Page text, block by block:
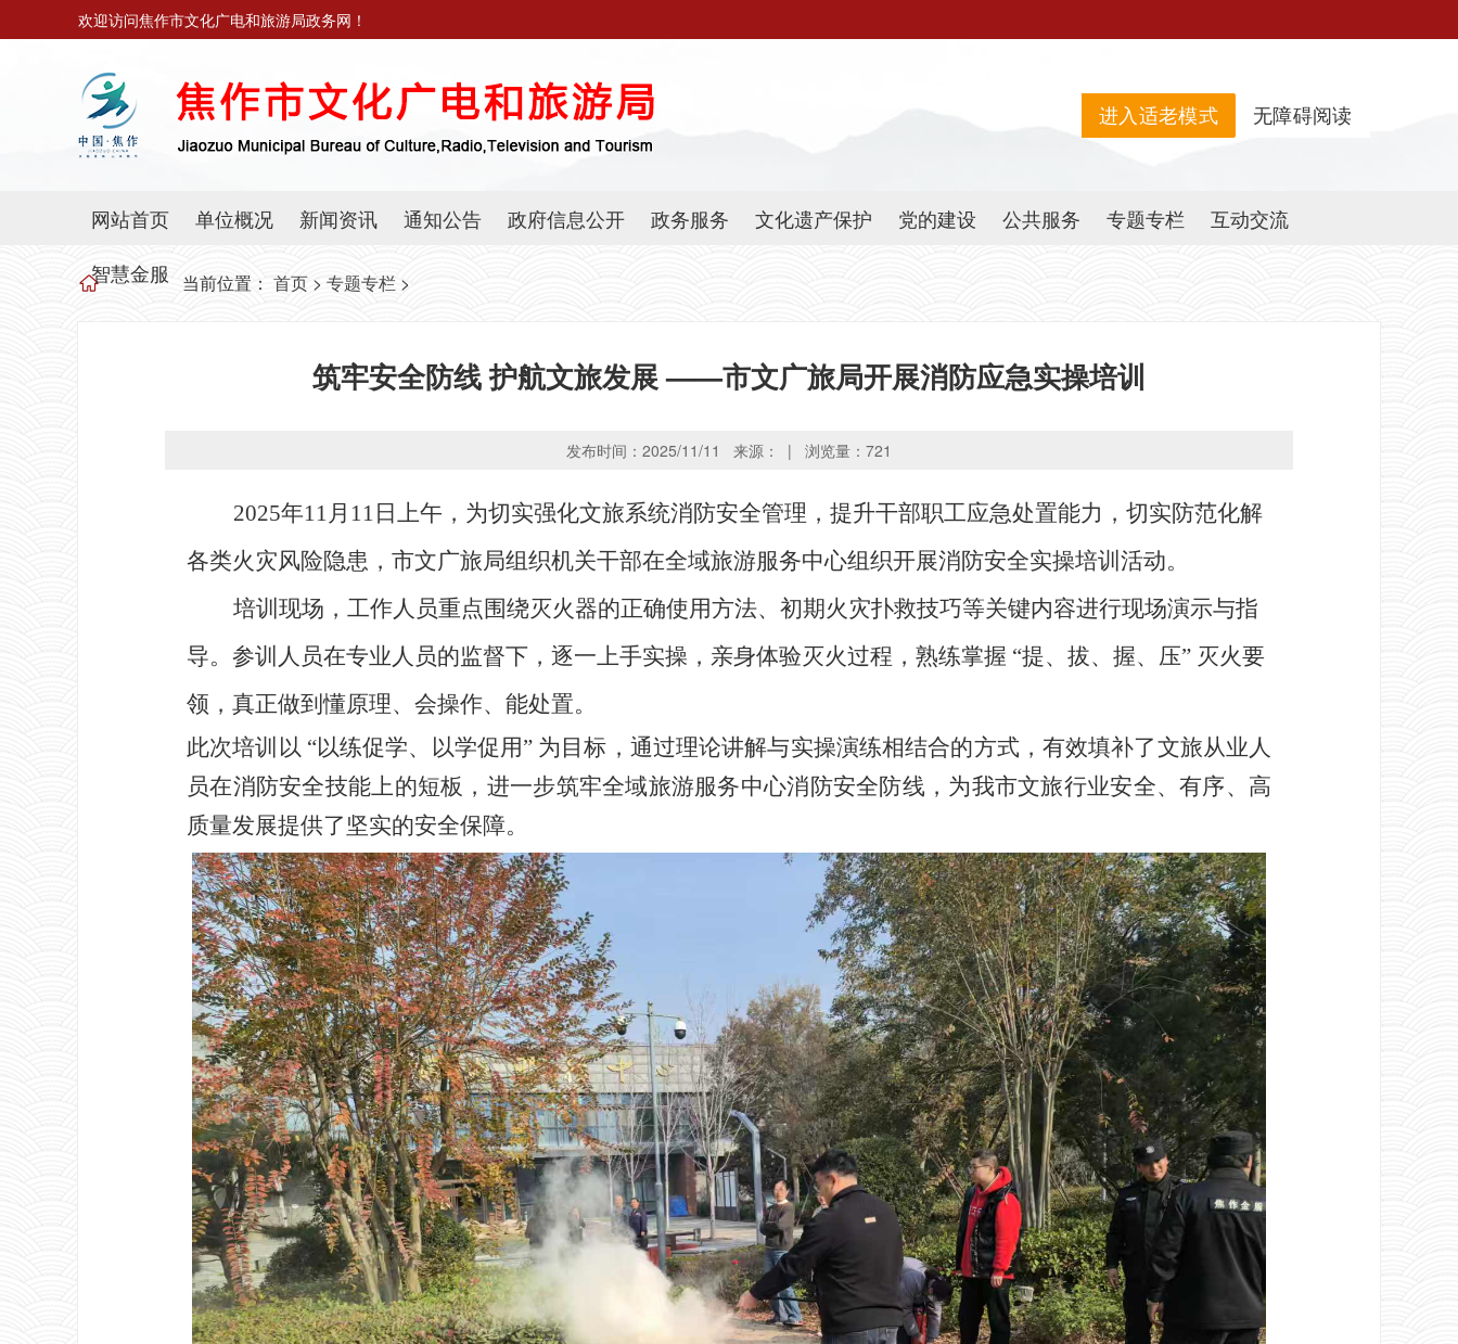
欢迎访问焦作市文化广电和旅游局政务网！
无障碍阅读
进入适老模式
网站首页 单位概况 新闻资讯 通知公告 政府信息公开 政务服务 文化遗产保护 党的建设 公共服务 专题专栏
互动交流
智慧金服
当前位置： 首页 > 专题专栏 >
筑牢安全防线 护航文旅发展 ——市文广旅局开展消防应急实操培训
发布时间：2025/11/11 来源： | 浏览量： 721
2025年11月11日上午，为切实强化文旅系统消防安全管理，提升干部职工应急处置能力，切实防范化解
各类火灾风险隐患，市文广旅局组织机关干部在全域旅游服务中心组织开展消防安全实操培训 活动。
培训现场，工作人员重点围绕灭火器的正确使用方法、初期火灾扑救技巧等关键内容进行现场演示与指
导。参训人员在专业人员的监督下，逐一上手实操，亲身体验灭火过程，熟练掌握 “提、拔、握、压” 灭火要
领，真正做到懂原理、会操作、能处置。
此次培训以 “以练促学、以学促用” 为目标，通过理论讲解与实操演练相结合的方式，有效填补了文旅从业人
员在消防安全技能上的短板，进一步筑牢全域旅游服务中心消防安全防线，为我市文旅行业安全、有序、高
质量发展提供了坚实的安全保障。